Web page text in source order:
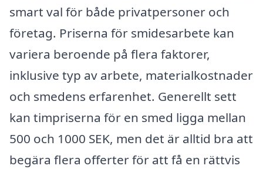
smart val för både privatpersoner och
företag. Priserna för smidesarbete kan
variera beroende på flera faktorer,
inklusive typ av arbete, materialkostnader
och smedens erfarenhet. Generellt sett
kan timpriserna för en smed ligga mellan
500 och 1000 SEK, men det är alltid bra att
begära flera offerter för att få en rättvis